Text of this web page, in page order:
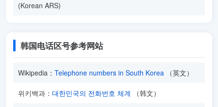
(Korean ARS)
韩国电话区号参考网站
Wikipedia： Telephone numbers in South Korea （英文）
위키백과： 대한민국의 전화번호 체계 （韩文）